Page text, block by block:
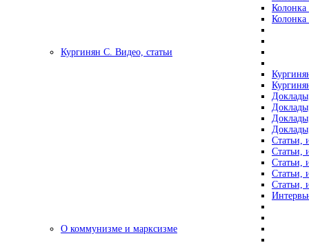
Колонка
Колонка
Кургинян С. Видео, статьи
Статьи,
Статьи,
Статьи,
Статьи,
Статьи,
О коммунизме и марксизме